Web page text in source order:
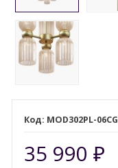
MOD302PL-06CG
35 990 ₽